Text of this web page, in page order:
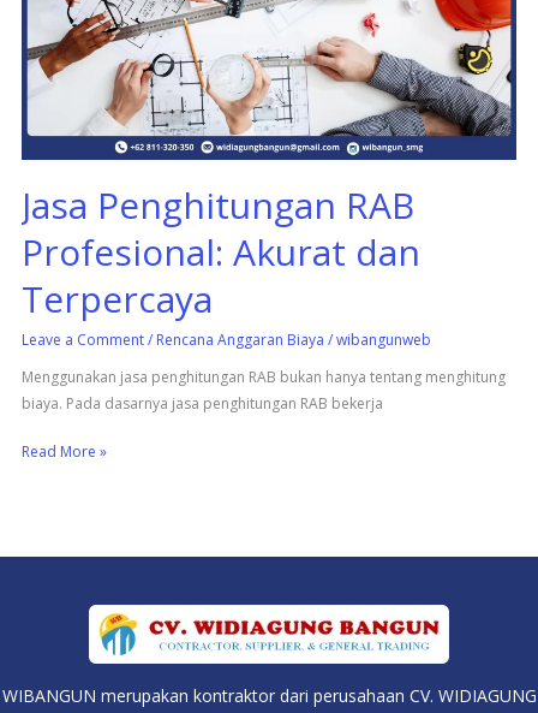
Jasa Penghitungan RAB
Profesional: Akurat dan
Terpercaya
Leave a Comment / Rencana Anggaran Biaya /wibangunweb
Menggunakan jasa penghitungan RAB bukan hanya tentang menghitung
biaya. Pada dasarnya jasa penghitungan RAB bekerja
dan
Terpercaya
Read More »
WIBANGUN merupakan kontraktor dari perusahaan CV. WIDIAGUNG